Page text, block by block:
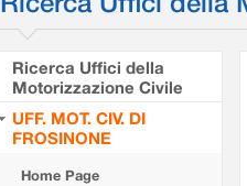
Ricerca Uffici della
Motorizzazione Civile
UFF. MOT. CIV. DI
FROSINONE
Home Page